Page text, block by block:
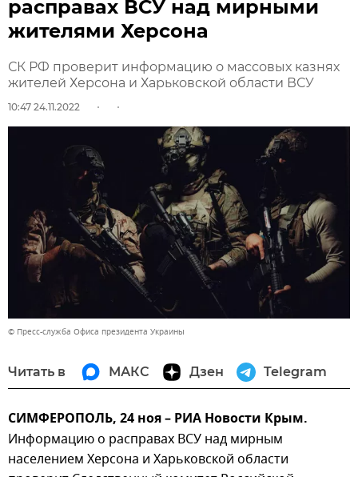
расправах ВСУ над мирными
жителями Херсона
СК РФ проверит информацию о массовых казнях
жителей Херсона и Харьковской области ВСУ
10:47 24.11.2022
© Пресс-служба Офиса президента Украины
Читать в МАКС Дзен Telegram
СИМФЕРОПОЛЬ, 24 ноя – РИА Новости Крым.
Информацию о расправах ВСУ над мирным
населением Херсона и Харьковской области